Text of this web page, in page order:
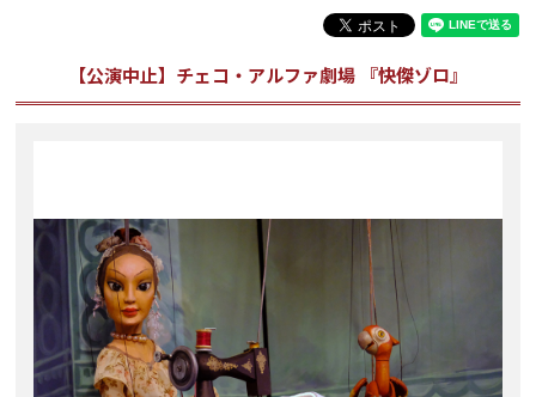
【公演中止】チェコ・アルファ劇場 『快傑ゾロ』